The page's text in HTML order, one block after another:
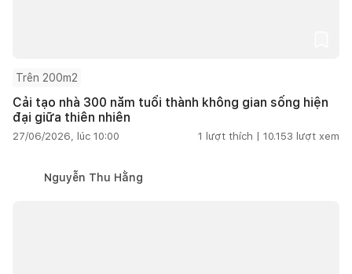
Trên 200m2
Cải tạo nhà 300 năm tuổi thành không gian sống hiện
đại giữa thiên nhiên
27/06/2026, lúc 10:00 1 lượt thích | 10.153 lượt xem
Nguyễn Thu Hằng